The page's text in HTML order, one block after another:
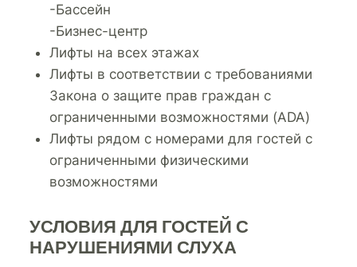
-Бассейн
-Бизнес-центр
Лифты на всех этажах
Лифты в соответствии с требованиями
Закона о защите прав граждан с
ограниченными возможностями (ADA)
Лифты рядом с номерами для гостей с
ограниченными физическими
возможностями
УСЛОВИЯ ДЛЯ ГОСТЕЙ С
НАРУШЕНИЯМИ СЛУХА